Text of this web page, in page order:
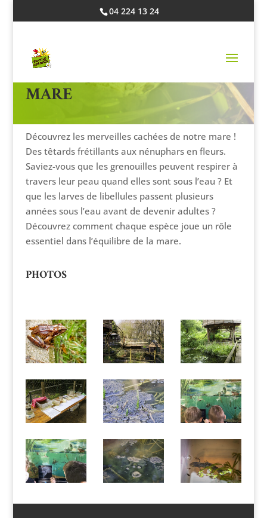
04 224 13 24
L’OBSERVATION DE LA
MARE
Découvrez les merveilles cachées de notre mare !
Des têtards frétillants aux nénuphars en fleurs.
Saviez-vous que les grenouilles peuvent respirer à
travers leur peau quand elles sont sous l’eau ? Et
que les larves de libellules passent plusieurs
années sous l’eau avant de devenir adultes ?
Découvrez comment chaque espèce joue un rôle
essentiel dans l’équilibre de la mare.
PHOTOS